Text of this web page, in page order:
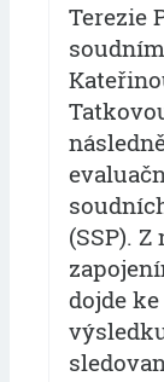
Terezie
(SSP).
dojde